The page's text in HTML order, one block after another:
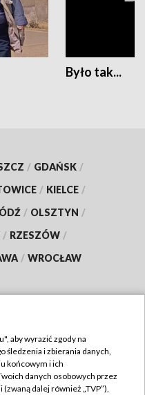
Było tak...
/ GDAŃSK /
/ KIELCE /
/ OLSZTYN /
/ RZESZÓW /
/ WROCŁAW
TVP
aby wyrazić zgody na
śledzenia i zbierania danych,
końcowym i ich
danych osobowych przez
dalej również „TVP”),